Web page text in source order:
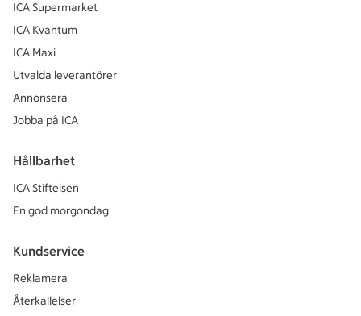
ICA Supermarket
ICA Kvantum
ICA Maxi
Utvalda leverantörer
Annonsera
Jobba på ICA
Hållbarhet
ICA Stiftelsen
En god morgondag
Kundservice
Reklamera
Återkallelser